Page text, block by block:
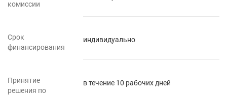
комиссии
Срок
финансирования
индивидуально
Принятие
решения по
в течение 10 рабочих дней